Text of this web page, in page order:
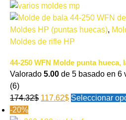
Moldes HP (puntas huecas),
Moldes de rifle HP
44-250 WFN Molde punta hueca,
Valorado 5.00 de 5 basado en 6
(6)
174.32$ 117.62$ Seleccionar
-20%